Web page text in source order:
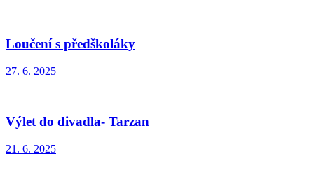
Loučení s předškoláky
27. 6. 2025
Výlet do divadla- Tarzan
21. 6. 2025